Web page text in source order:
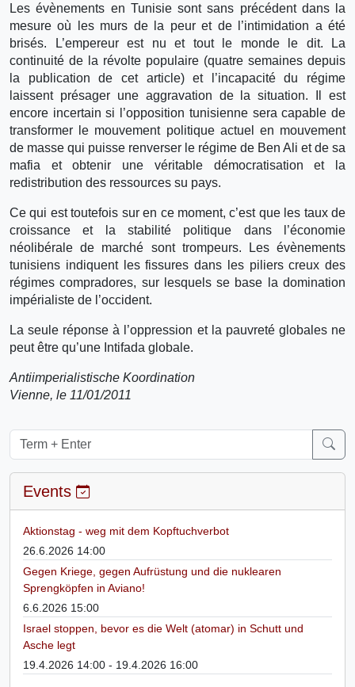
Les évènements en Tunisie sont sans précédent dans la
mesure où les murs de la peur et de l’intimidation a été
brisés. L’empereur est nu et tout le monde le dit. La
continuité de la révolte populaire (quatre semaines depuis
la publication de cet article) et l’incapacité du régime
laissent présager une aggravation de la situation. Il est
encore incertain si l’opposition tunisienne sera capable de
transformer le mouvement politique actuel en mouvement
de masse qui puisse renverser le régime de Ben Ali et de sa
mafia et obtenir une véritable démocratisation et la
redistribution des ressources su pays.
Ce qui est toutefois sur en ce moment, c’est que les taux de
croissance et la stabilité politique dans l’économie
néolibérale de marché sont trompeurs. Les évènements
tunisiens indiquent les fissures dans les piliers creux des
régimes compradores, sur lesquels se base la domination
impérialiste de l’occident.
La seule réponse à l’oppression et la pauvreté globales ne
peut être qu’une Intifada globale.
Antiimperialistische Koordination
Vienne, le 11/01/2011
Events
Aktionstag - weg mit dem Kopftuchverbot
26.6.2026 14:00
Gegen Kriege, gegen Aufrüstung und die nuklearen
Sprengköpfen in Aviano!
6.6.2026 15:00
Israel stoppen, bevor es die Welt (atomar) in Schutt und
Asche legt
19.4.2026 14:00 - 19.4.2026 16:00